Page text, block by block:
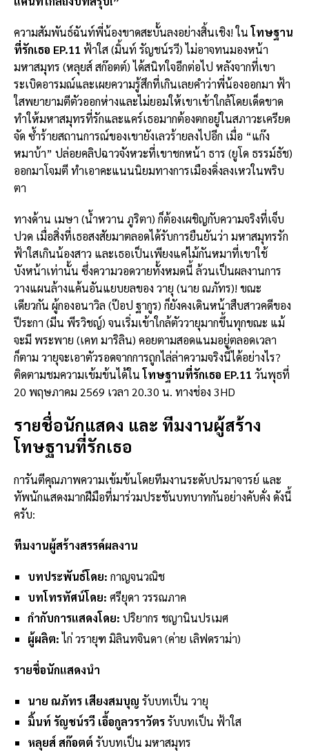
ความสัมพันธ์ฉันท์พี่น้องขาดสะบั้นลงอย่างสิ้นเชิง! ในโทษฐาน
ที่รักเธอ EP.11 ฟ้าใส (มิ้นท์ รัญชน์รวี) ไม่อาจทนมองหน้า
มหาสมุทร (หลุยส์ สก๊อตต์) ได้สนิทใจอีกต่อไป หลังจากที่เขา
ระเบิดอารมณ์และเผยความรู้สึกที่เกินเลยคำว่าพี่น้องออกมา ฟ้า
ใสพยายามตีตัวออกห่างและไม่ยอมให้เขาเข้าใกล้โดยเด็ดขาด
ทำให้มหาสมุทรที่รักและแคร์เธอมากต้องตกอยู่ในสภาวะเครียด
จัด ซ้ำร้ายสถานการณ์ของเขายังเลวร้ายลงไปอีก เมื่อ “แก๊ง
หมาบ้า” ปล่อยคลิปฉาวจังหวะที่เขาชกหน้า ธาร (ยูโด ธรรม์ธัช)
ออกมาโจมตี ทำเอาคะแนนนิยมทางการเมืองดิ่งลงเหวในพริบ
ตา
ทางด้าน เมษา (น้ำหวาน ภูริตา) ก็ต้องเผชิญกับความจริงที่เจ็บ
ปวด เมื่อสิ่งที่เธอสงสัยมาตลอดได้รับการยืนยันว่า มหาสมุทรรัก
ฟ้าใสเกินน้องสาว และเธอเป็นเพียงแค่ไม้กันหมาที่เขาใช้
บังหน้าเท่านั้น ซึ่งความวอดวายทั้งหมดนี้ ล้วนเป็นผลงานการ
วางแผนล้างแค้นอันแยบยลของ วายุ (นาย ณภัทร)! ขณะ
เดียวกัน ผู้กองอนาวิล (ป๊อป ฐากูร) ก็ยังคงเดินหน้าสืบสาวคดีของ
ปีระกา (มีน พีรวิชญ์) จนเริ่มเข้าใกล้ตัววายุมากขึ้นทุกขณะ แม้
จะมี พระพาย (เคท มาริลิน) คอยตามสอดแนมอยู่ตลอดเวลา
ก็ตาม วายุจะเอาตัวรอดจากการถูกไล่ล่าความจริงนี้ได้อย่างไร?
ติดตามชมความเข้มข้นได้ในโทษฐานที่รักเธอ EP.11 วันพุธที่
20 พฤษภาคม 2569 เวลา 20.30 น. ทางช่อง 3HD
รายชื่อนักแสดง และ ทีมงานผู้สร้าง
โทษฐานที่รักเธอ
การันตีคุณภาพความเข้มข้นโดยทีมงานระดับปรมาจารย์ และ
ทัพนักแสดงมากฝีมือที่มาร่วมประชันบทบาทกันอย่างคับคั่ง ดังนี้
ครับ:
ทีมงานผู้สร้างสรรค์ผลงาน
บทประพันธ์โดย: กาญจนวณิช
บทโทรทัศน์โดย: ศรียุดา วรรณภาค
กำกับการแสดงโดย: ปริยากร ชญานินปรเมศ
ผู้ผลิต:ไก่ วรายุฑ มิลินทจินดา (ค่าย เลิฟดราม่า)
รายชื่อนักแสดงนำ
นาย ณภัทร เสียงสมบุญ รับบทเป็น วายุ
มิ้นท์ รัญชน์รวี เอื้อกูลวราวัตรรับบทเป็น ฟ้าใส
หลุยส์ สก๊อตต์ รับบทเป็น มหาสมุทร